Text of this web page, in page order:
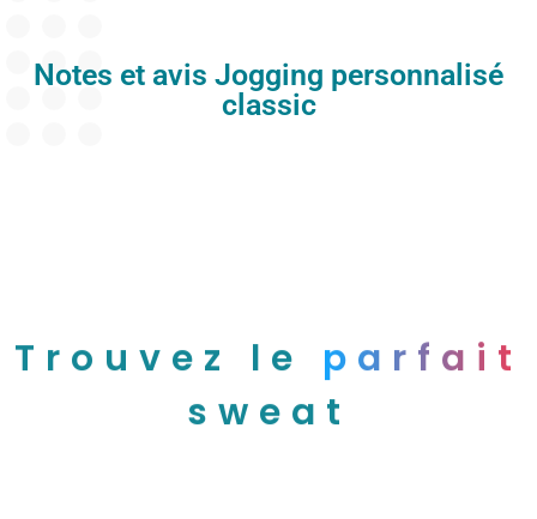
Notes et avis Jogging personnalisé
classic
Trouvez le parfait
sweat